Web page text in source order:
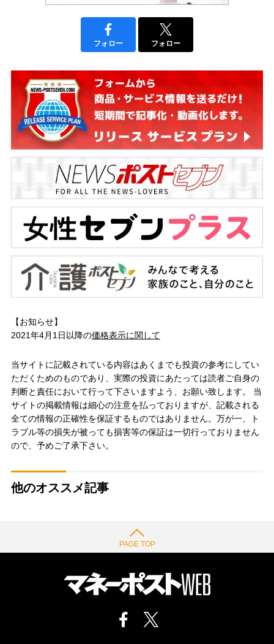
フォロー フォロー
【お知らせ】
2021年4月1日以降の価格表示に関して
当サイトに記載されている内容はあくまでも投資の参考にしてい
ただくためのものであり、実際の投資にあたっては読者ご自身の
判断と責任において行って下さいますよう、お願い致します。 当
サイトの掲載情報は細心の注意を払っておりますが、記載される
全ての情報の正確性を保証するものではありません。万が一、ト
ラブル等の損失が被っても損害等の保証は一切行っておりません
ので、予めご了承下さい。
他のオススメ記事
PAGE TOP